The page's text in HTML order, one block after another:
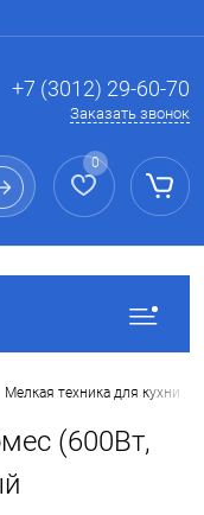
+7 (3012) 29-60-70
Заказать звонок
0
Мелкая техника для кухни
(600Вт,